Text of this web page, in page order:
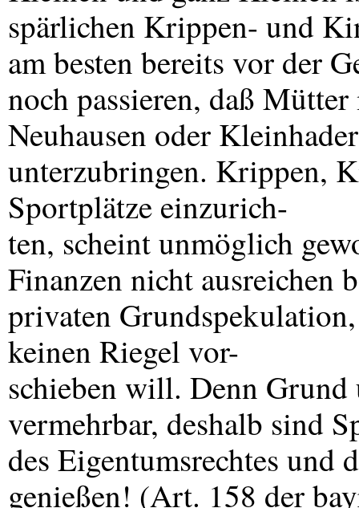
spärlichen Krippen- und
am besten bereits vor der
noch passieren, daß
Neuhausen oder
unterzubringen. Krippen,
Sportplätze einzurich-
ten, scheint unmöglich
Finanzen nicht ausreichen
privaten
keinen Riegel vor-
schieben will. Denn
vermehrbar, deshalb sind
des Eigentumsrechtes und
genießen! (Art. 158 der